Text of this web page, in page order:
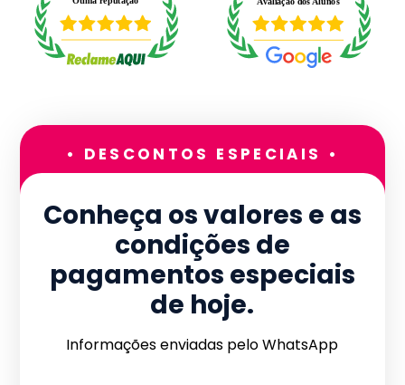
• DESCONTOS ESPECIAIS •
Conheça os valores e as
condições de
pagamentos especiais
de hoje.
Informações enviadas pelo WhatsApp